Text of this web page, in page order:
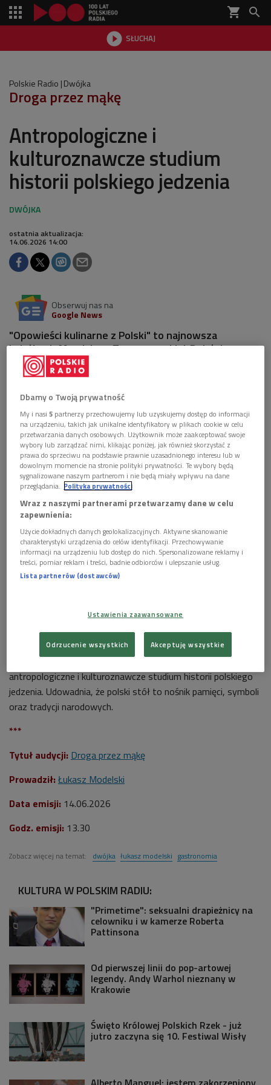
shopping_cart 
 SŁUCHAJ

Polskie Radio Dwójka
Droga przez mąkę
Antropologiczne i
kulturoznawcze studium
historii polskiego jedzenia
ostatnia aktualizacja:
14.06.2026 14:00
Obserwuj nas na
Google News
"Opowieści kulinarne z Polski" to najnowsza
książka dr Magdaleny Tomaszewskiej-Bolałek.
Autorka jest badaczką kultury kulinarnej i
kierowniczką Food Studies na Uniwersytecie SWPS
Posłuchaj audycji "Droga przez mąkę"
Książkadr Magdaleny Tomaszewskiej-Bolałekstanowi
antropologiczne i kulturoznawcze studium historii polskiego
jedzenia. Udowadnia, że polski stół to nośnik pamięci, symboli
oraz tradycji narodowych.
***
Tytuł audycji: Droga przez mąkę
Prowadził: Łukasz Modelski
Data emisji: 14.06.2026
Godz. emisji: 13.30
Zobacz więcej na temat: dwójka łukasz modelski gastronomia
KULTURA W POLSKIM RADIU:
"Primetime": seksualni drapieżnicy na
celowniku i w kamerze Roberta
Pattinsona
Od pierwszej linii do pop-artowej
legendy. Andy Warhol nieznany w
Krakowie
Święto Królowej Polskich Rzek - już
jutro zaczyna się 10. Festiwal Wisły
Dbamy o Twoją prywatność
My i nasi5 partnerzy przechowujemy lub uzyskujemy dostęp do informacji
na urządzeniu, takich jak unikalne identyfikatory w plikach cookie w celu
przetwarzania danych osobowych. Użytkownik może zaakceptować swoje
wybory lub zarządzać nimi, klikając poniżej, jak również skorzystać z
prawa do sprzeciwu na podstawie prawnie uzasadnionego interesu lub w
dowolnym momencie na stronie polityki prywatności. Te wybory będą
sygnalizowane naszym partnerom i nie będą miały wpływu na dane
przeglądania. Polityka prywatności
Wraz z naszymi partnerami przetwarzamy dane w celu
zapewnienia:
Użycie dokładnych danych geolokalizacyjnych. Aktywne skanowanie
charakterystyki urządzenia do celów identyfikacji. Przechowywanie
informacji na urządzeniu lub dostęp do nich. Spersonalizowane reklamy i
treści, pomiar reklam i treści, badnie odbiorców i ulepszanie usług.
Lista partnerów (dostawców)
Ustawienia zaawansowane
Odrzucenie wszystkich Akceptuję wszystkie